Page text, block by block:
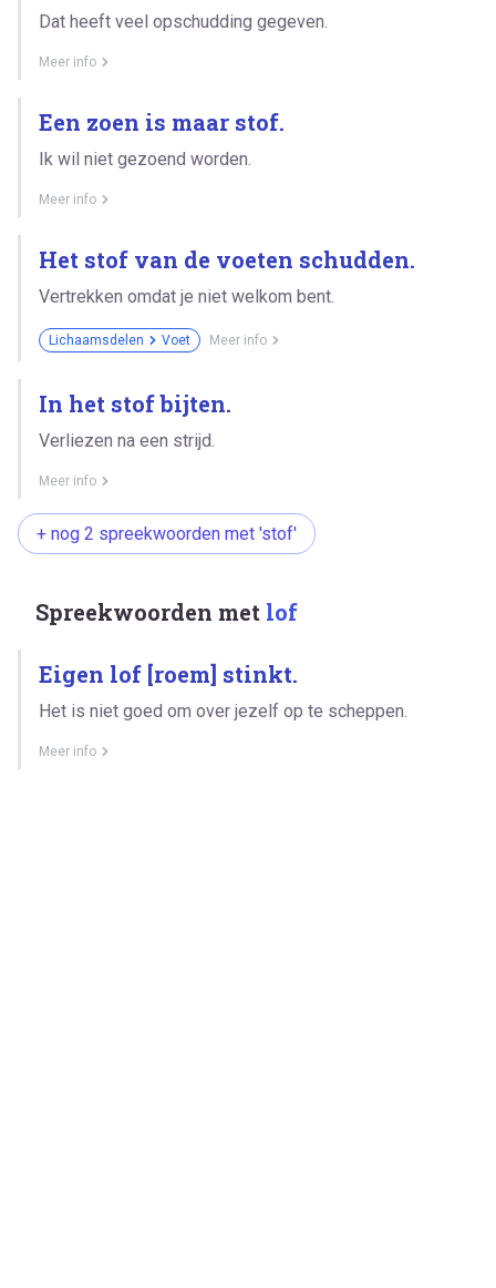
Dat heeft veel opschudding gegeven.
Meer info
Een zoen is maar stof.
Ik wil niet gezoend worden.
Meer info
Het stof van de voeten schudden.
Vertrekken omdat je niet welkom bent.
Lichaamsdelen Voet Meer info
In het stof bijten.
Verliezen na een strijd.
Meer info
+ nog 2 spreekwoorden met 'stof'
Spreekwoorden met lof
Eigen lof [roem] stinkt.
Het is niet goed om over jezelf op te scheppen.
Meer info